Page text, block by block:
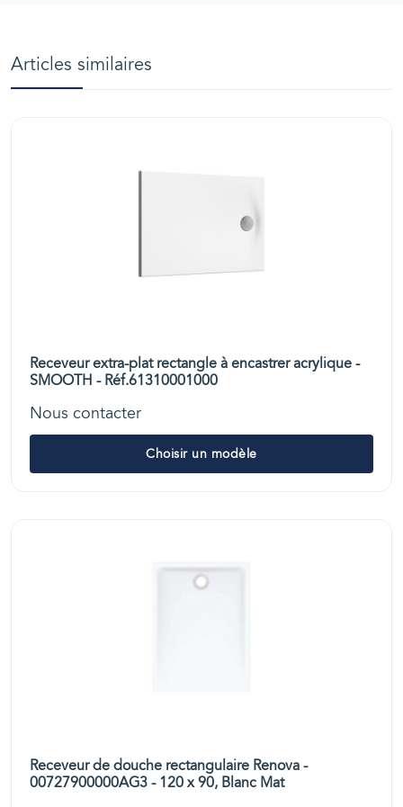
Articles similaires
Receveur extra-plat rectangle à encastrer acrylique -
SMOOTH - Réf.61310001000
Nous contacter
Choisir un modèle
Receveur de douche rectangulaire Renova -
00727900000AG3 - 120 x 90, Blanc Mat